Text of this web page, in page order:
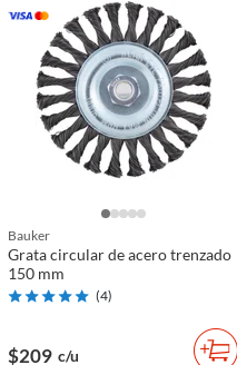
Bauker
Grata circular de acero trenzado
150 mm
(4)
$209 c/u